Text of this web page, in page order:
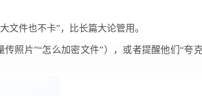
文件也不卡”，比长篇大论管用。
传照片”“怎么加密文件”），或者提醒他们“夸